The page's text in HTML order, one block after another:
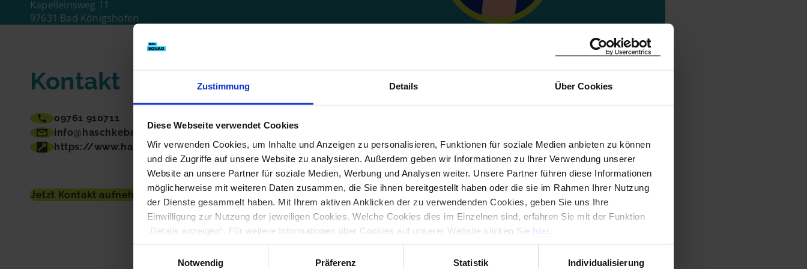
Zustimmung Details Über Cookies
Diese Webseite verwendet Cookies
Wir verwenden Cookies, um Inhalte und Anzeigen zu personalisieren, Funktionen für soziale Medien anbieten zu können
und die Zugriffe auf unsere Website zu analysieren. Außerdem geben wir Informationen zu Ihrer Verwendung unserer
Website an unsere Partner für soziale Medien, Werbung und Analysen weiter. Unsere Partner führen diese Informationen
möglicherweise mit weiteren Daten zusammen, die Sie ihnen bereitgestellt haben oder die sie im Rahmen Ihrer Nutzung
der Dienste gesammelt haben. Mit Ihrem aktiven Anklicken der zu verwendenden Cookies, geben Sie uns Ihre
Einwilligung zur Nutzung der jeweiligen Cookies. Welche Cookies dies im Einzelnen sind, erfahren Sie mit der Funktion
„Details anzeigen“. Für weitere Informationen über Cookies auf unserer Website klicken Sie hier
Notwendig
Präferenz Statistik Individualisierung
Kapelleinsweg 11
97631 Bad Königshofen
Kontakt
09761 910711
info@haschkebau.de
https://www.haschkebau.de
Jetzt Kontakt aufnehmen
E-Mailadresse
Handynummer